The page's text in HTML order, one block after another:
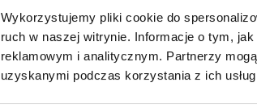
Wykorzystujemy pliki cookie do
ruch w naszej witrynie. Informacje o tym,
reklamowym i analitycznym. Partnerzy
uzyskanymi podczas korzystania z ich
i